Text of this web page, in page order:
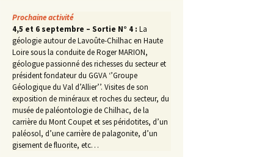
Prochaine activité
4,5 et 6 septembre – Sortie N° 4 : La
géologie autour de Lavoûte-Chilhac en Haute
Loire sous la conduite de Roger MARION,
géologue passionné des richesses du secteur et
président fondateur du GGVA ‘’Groupe
Géologique du Val d’Allier’’. Visites de son
exposition de minéraux et roches du secteur, du
musée de paléontologie de Chilhac, de la
carrière du Mont Coupet et ses péridotites, d’un
paléosol, d’une carrière de palagonite, d’un
gisement de fluorite, etc…